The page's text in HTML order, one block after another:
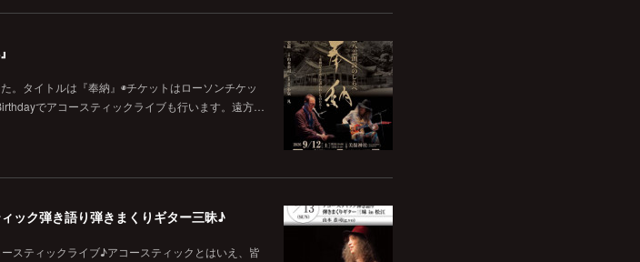
。タイトルは『奉納』◉チケットはローソンチケッ
でアコースティックライブも行います。遠方…
ック弾き語り弾きまくりギター三昧♪
スティックライブ♪アコースティックとはいえ、皆